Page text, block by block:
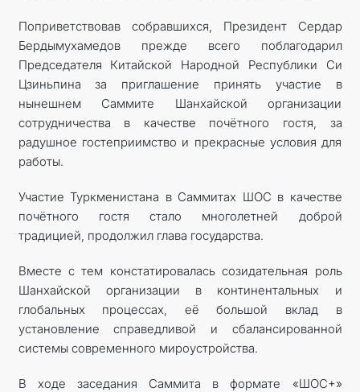
Поприветствовав собравшихся, Президент Сердар
Бердымухамедов прежде всего поблагодарил
Председателя Китайской Народной Республики Си
Цзиньпина за приглашение принять участие в
нынешнем Саммите Шанхайской организации
сотрудничества в качестве почётного гостя, за
радушное гостеприимство и прекрасные условия для
работы.
Участие Туркменистана в Саммитах ШОС в качестве
почётного гостя стало многолетней доброй
традицией, продолжил глава государства.
Вместе с тем констатировалась созидательная роль
Шанхайской организации в континентальных и
глобальных процессах, её большой вклад в
установление справедливой и сбалансированной
системы современного мироустройства.
В ходе заседания Саммита в формате «ШОС+»